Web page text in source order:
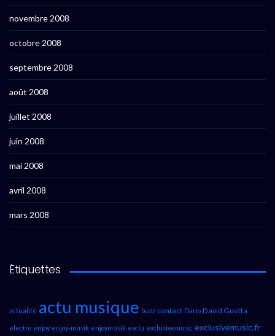
novembre 2008
octobre 2008
septembre 2008
août 2008
juillet 2008
juin 2008
mai 2008
avril 2008
mars 2008
Étiquettes
actualité actu musique buzz contact Dario David Guetta
electro enjoy enjoy-musik enjoymusik exclu exclusivemusic exclusivemusic.fr